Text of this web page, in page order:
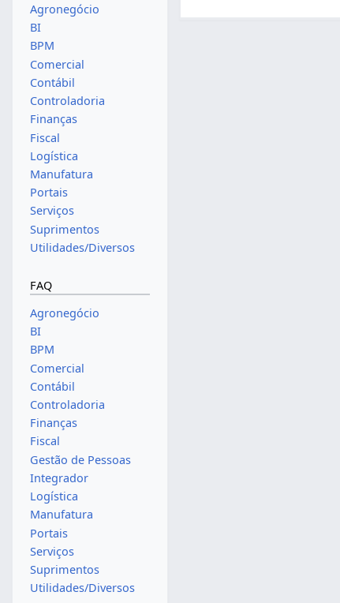
Agronegócio
BI
BPM
Comercial
Contábil
Controladoria
Finanças
Fiscal
Logística
Manufatura
Portais
Serviços
Suprimentos
Utilidades/Diversos
FAQ
Agronegócio
BI
BPM
Comercial
Contábil
Controladoria
Finanças
Fiscal
Gestão de Pessoas
Integrador
Logística
Manufatura
Portais
Serviços
Suprimentos
Utilidades/Diversos